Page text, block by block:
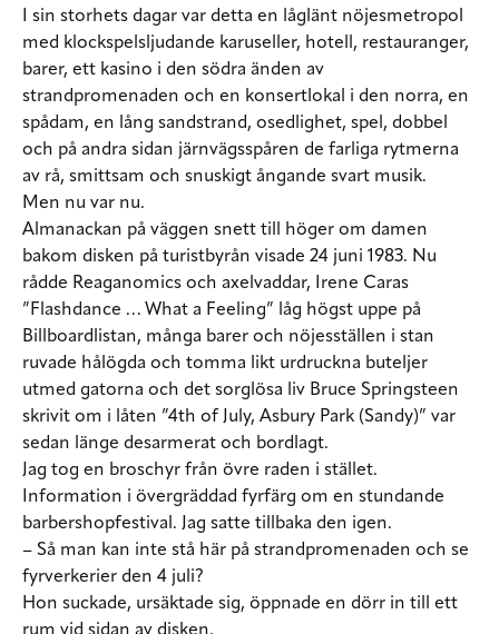
I sin storhets dagar var detta en låglänt nöjesmetropol
med klockspelsljudande karuseller, hotell, restauranger,
barer, ett kasino i den södra änden av
strandpromenaden och en konsertlokal i den norra, en
spådam, en lång sandstrand, osedlighet, spel, dobbel
och på andra sidan järnvägsspåren de farliga rytmerna
av rå, smittsam och snuskigt ångande svart musik.
Men nu var nu.
Almanackan på väggen snett till höger om damen
bakom disken på turistbyrån visade 24 juni 1983. Nu
rådde Reaganomics och axelvaddar, Irene Caras
”Flashdance … What a Feeling” låg högst uppe på
Billboardlistan, många barer och nöjesställen i stan
ruvade hålögda och tomma likt urdruckna buteljer
utmed gatorna och det sorglösa liv Bruce Springsteen
skrivit om i låten ”4th of July, Asbury Park (Sandy)” var
sedan länge desarmerat och bordlagt.
Jag tog en broschyr från övre raden i stället.
Information i övergräddad fyrfärg om en stundande
barbershopfestival. Jag satte tillbaka den igen.
– Så man kan inte stå här på strandpromenaden och se
fyrverkerier den 4 juli?
Hon suckade, ursäktade sig, öppnade en dörr in till ett